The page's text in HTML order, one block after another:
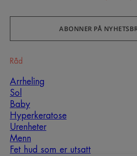
ABONNER PÅ
Råd
Arrheling
Sol
Baby
Hyperkeratose
Urenheter
Menn
Fet hud som er utsatt